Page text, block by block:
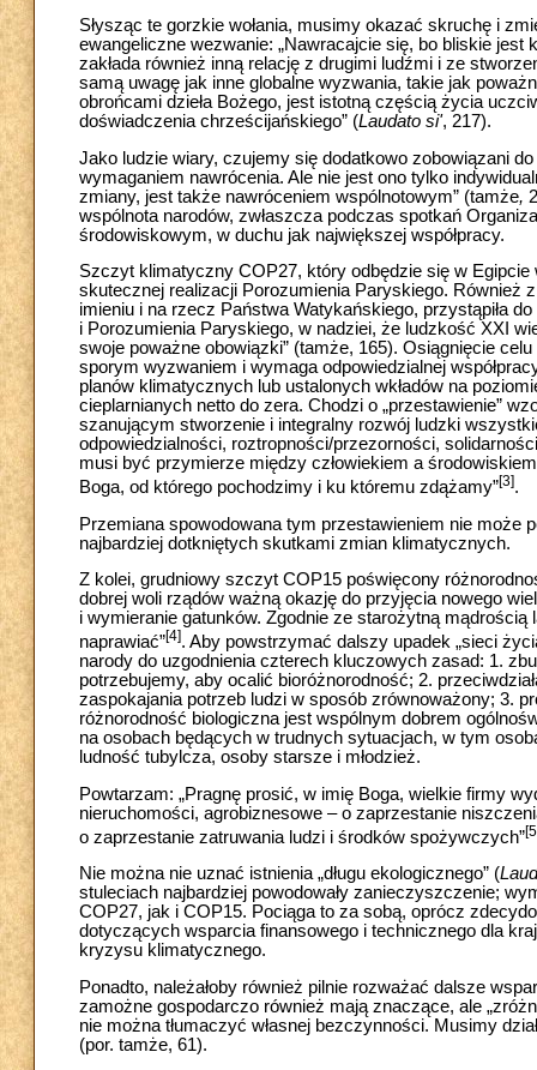
Słysząc te gorzkie wołania, musimy okazać skruchę i
ewangeliczne wezwanie: „Nawracajcie się, bo bliskie jest
zakłada również inną relację z drugimi ludźmi i ze
samą uwagę jak inne globalne wyzwania, takie jak
obrońcami dzieła Bożego, jest istotną częścią życia
doświadczenia chrześcijańskiego” (Laudato si', 217).
Jako ludzie wiary, czujemy się dodatkowo zobowiązani
wymaganiem nawrócenia. Ale nie jest ono tylko
zmiany, jest także nawróceniem wspólnotowym” (tamże,
wspólnota narodów, zwłaszcza podczas spotkań
środowiskowym, w duchu jak największej współpracy.
Szczyt klimatyczny COP27, który odbędzie się w
skutecznej realizacji Porozumienia Paryskiego. Również
imieniu i na rzecz Państwa Watykańskiego, przystąpiła
i Porozumienia Paryskiego, w nadziei, że ludzkość XXI
swoje poważne obowiązki” (tamże, 165). Osiągnięcie
sporym wyzwaniem i wymaga odpowiedzialnej
planów klimatycznych lub ustalonych wkładów na
cieplarnianych netto do zera. Chodzi o „przestawienie”
szanującym stworzenie i integralny rozwój ludzki
odpowiedzialności, roztropności/przezorności,
musi być przymierze między człowiekiem a
Boga, od którego pochodzimy i ku któremu zdążamy”[3].
Przemiana spowodowana tym przestawieniem nie może
najbardziej dotkniętych skutkami zmian klimatycznych.
Z kolei, grudniowy szczyt COP15 poświęcony
dobrej woli rządów ważną okazję do przyjęcia nowego
i wymieranie gatunków. Zgodnie ze starożytną
naprawiać”[4]. Aby powstrzymać dalszy upadek „sieci
narody do uzgodnienia czterech kluczowych zasad: 1.
potrzebujemy, aby ocalić bioróżnorodność; 2.
zaspokajania potrzeb ludzi w sposób zrównoważony; 3.
różnorodność biologiczna jest wspólnym dobrem
na osobach będących w trudnych sytuacjach, w tym
ludność tubylcza, osoby starsze i młodzież.
Powtarzam: „Pragnę prosić, w imię Boga, wielkie firmy
nieruchomości, agrobiznesowe – o zaprzestanie
o zaprzestanie zatruwania ludzi i środków spożywczych”
Nie można nie uznać istnienia „długu ekologicznego” (
stuleciach najbardziej powodowały zanieczyszczenie;
COP27, jak i COP15. Pociąga to za sobą, oprócz
dotyczących wsparcia finansowego i technicznego dla
kryzysu klimatycznego.
Ponadto, należałoby również pilnie rozważać dalsze
zamożne gospodarczo również mają znaczące, ale
nie można tłumaczyć własnej bezczynności. Musimy
(por. tamże, 61).